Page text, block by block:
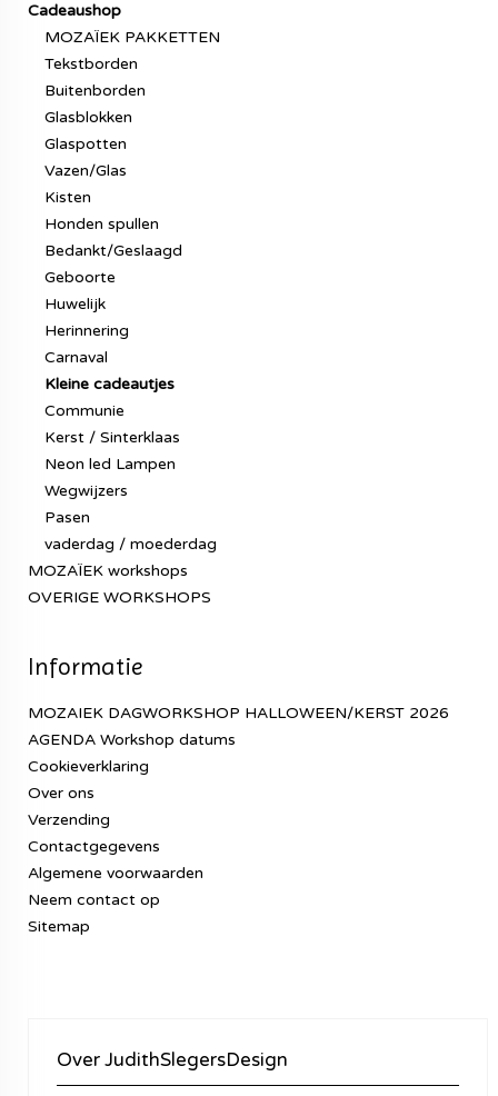
Cadeaushop
MOZAÏEK PAKKETTEN
Tekstborden
Buitenborden
Glasblokken
Glaspotten
Vazen/Glas
Kisten
Honden spullen
Bedankt/Geslaagd
Geboorte
Huwelijk
Herinnering
Carnaval
Kleine cadeautjes
Communie
Kerst / Sinterklaas
Neon led Lampen
Wegwijzers
Pasen
vaderdag / moederdag
MOZAÏEK workshops
OVERIGE WORKSHOPS
Informatie
MOZAIEK DAGWORKSHOP HALLOWEEN/KERST 2026
AGENDA Workshop datums
Cookieverklaring
Over ons
Verzending
Contactgegevens
Algemene voorwaarden
Neem contact op
Sitemap
Over JudithSlegersDesign